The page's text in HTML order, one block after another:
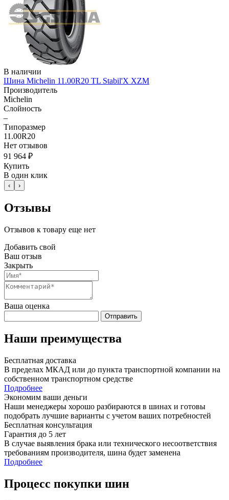
В наличии
Шина Michelin 11.00R20 TL Stabil'X XZM
Производитель
Michelin
Слойность
–
Типоразмер
11.00R20
Нет отзывов
91 964 ₽
Купить
В один клик
‹ ›
Отзывы
Отзывов к товару еще нет
Добавить свой
Ваш отзыв
Закрыть
Ваша оценка
Отправить
Наши преимущества
Бесплатная доставка
В пределах МКАД или до пункта транспортной компании на
собственном транспортном средстве
Подробнее
Экономим ваши деньги
Наши менеджеры хорошо разбираются в шинах и готовы
подобрать лучшие варианты с учетом ваших потребностей
Бесплатная консультация
Гарантия до 5 лет
В случае выявления брака или технического несоответствия
требованиям производителя, шина будет заменена
Подробнее
Процесс покупки шин